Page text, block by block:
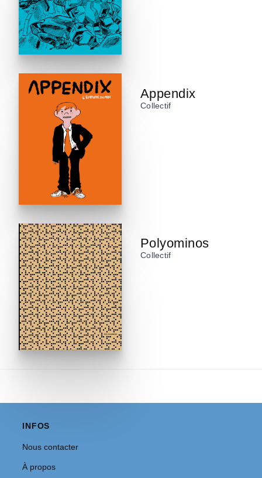
Appendix
Collectif
Polyominos
Collectif
INFOS
Nous contacter
À propos